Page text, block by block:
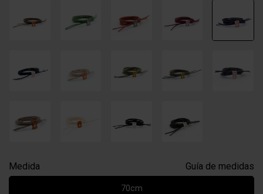
Guía de medidas
Medida
70cm